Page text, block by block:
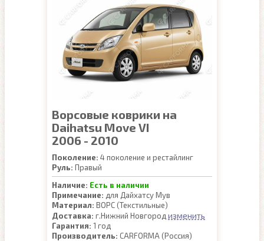
Ворсовые коврики на
Daihatsu Move VI
2006 - 2010
Поколение: 4 поколение и рестайлинг
Руль: Правый
Наличие: Есть в наличии
Примечание: для Дайхатсу Мув
Материал: ВОРС (Текстильные)
Доставка: г.Нижний Новгород изменить
Гарантия: 1 год
Производитель: CARFORMA (Россия)